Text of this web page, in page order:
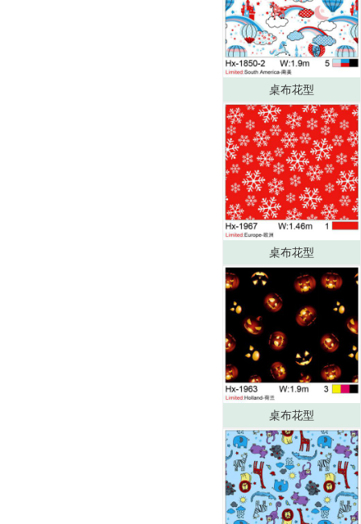
桌布花型
桌布花型
桌布花型